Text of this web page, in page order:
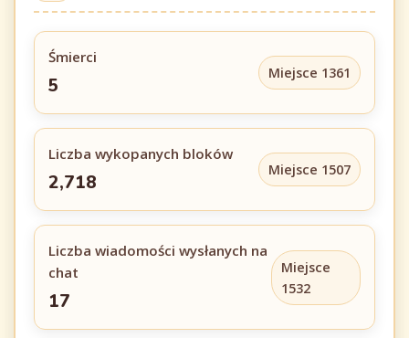
Śmierci
5
Miejsce 1361
Liczba wykopanych bloków
2,718
Miejsce 1507
Liczba wiadomości wysłanych na
chat
17
Miejsce
1532